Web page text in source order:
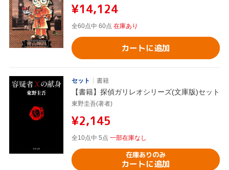
¥14,124
全60点中 60点 在庫あり
カートに追加
セット 書籍
【書籍】探偵ガリレオシリーズ(文庫版)セット
東野圭吾(著者)
¥2,145
全10点中 5点 一部在庫なし
在庫ありのみ
カートに追加